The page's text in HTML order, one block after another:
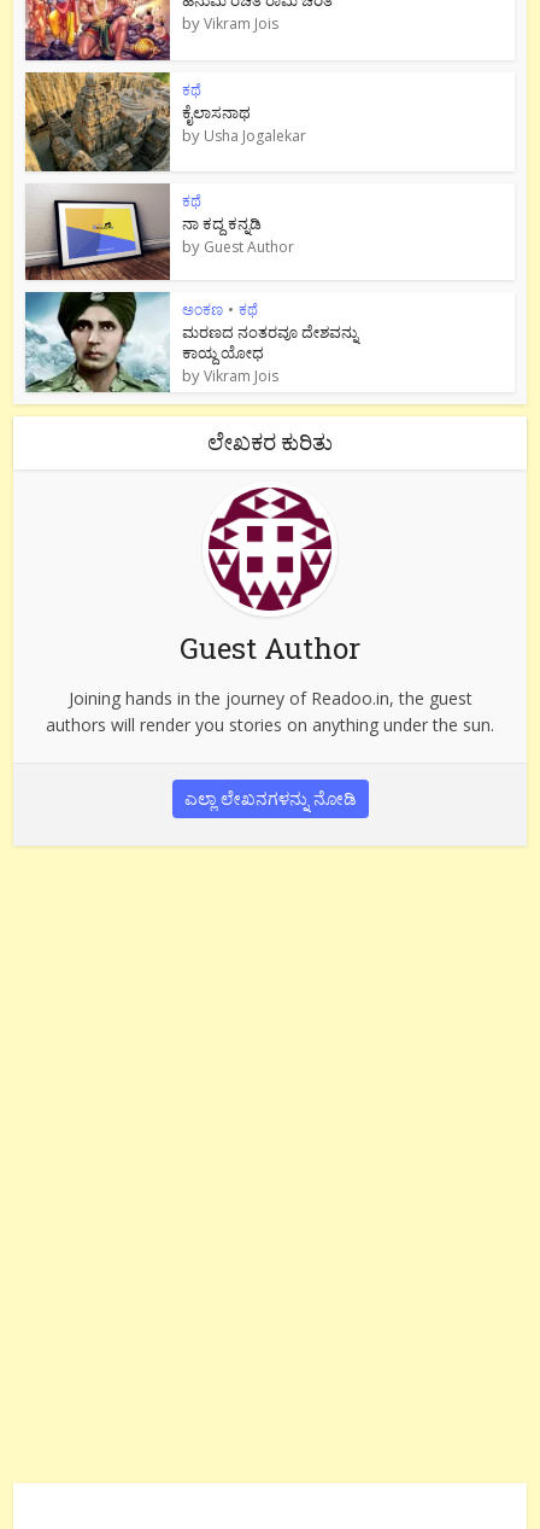
byVikram Jois
ಕಥೆ
ಕೈಲಾಸನಾಥ
by Usha Jogalekar
ಕಥೆ
ನಾ ಕದ್ದ ಕನ್ನಡಿ
by Guest Author
ಅಂಕಣ • ಕಥೆ
ಮರಣದ ನಂತರವೂ ದೇಶವನ್ನು
ಕಾಯ್ದ ಯೋಧ
byVikram Jois
ಲೇಖಕರ ಕುರಿತು
Guest Author
Joining hands in the journey of Readoo.in, the guest
authors will render you stories on anything under the sun.
ಎಲ್ಲಾ ಲೇಖನಗಳನ್ನು ನೋಡಿ